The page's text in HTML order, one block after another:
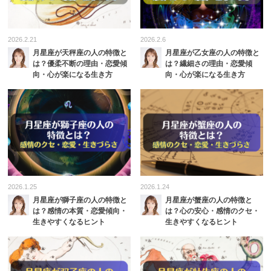
2026.2.21
月星座が天秤座の人の特徴と
は？優柔不断の理由・恋愛傾
向・心が楽になる生き方
2026.2.6
月星座が乙女座の人の特徴と
は？繊細さの理由・恋愛傾
向・心が楽になる生き方
2026.1.25
月星座が獅子座の人の特徴と
は？感情の本質・恋愛傾向・
生きやすくなるヒント
2026.1.24
月星座が蟹座の人の特徴と
は？心の安心・感情のクセ・
生きやすくなるヒント